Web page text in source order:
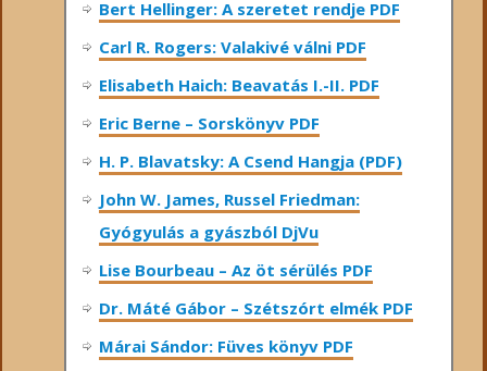
Bert Hellinger: A ​szeretet rendje PDF
Carl R. Rogers: Valakivé válni PDF
Elisabeth Haich: Beavatás I.-II. PDF
Eric Berne – Sorskönyv PDF
H. P. Blavatsky: A Csend Hangja (PDF)
John W. James, Russel Friedman:
Gyógyulás a gyászból DjVu
Lise Bourbeau – Az öt sérülés PDF
Dr. Máté Gábor – Szétszórt elmék PDF
Márai Sándor: Füves könyv PDF